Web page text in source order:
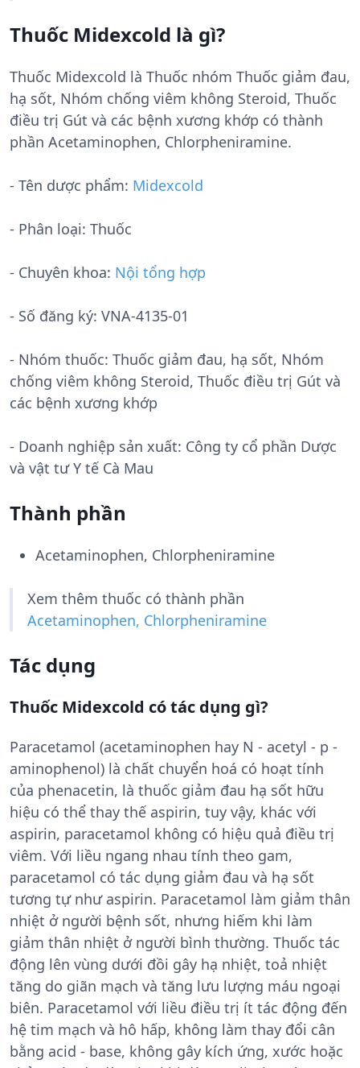
Thuốc Midexcold là gì?
Thuốc Midexcold là Thuốc nhóm Thuốc giảm đau,
hạ sốt, Nhóm chống viêm không Steroid, Thuốc
điều trị Gút và các bệnh xương khớp có thành
phần Acetaminophen, Chlorpheniramine.
- Tên dược phẩm: Midexcold
- Phân loại: Thuốc
- Chuyên khoa: Nội tổng hợp
- Số đăng ký: VNA-4135-01
- Nhóm thuốc: Thuốc giảm đau, hạ sốt, Nhóm
chống viêm không Steroid, Thuốc điều trị Gút và
các bệnh xương khớp
- Doanh nghiệp sản xuất: Công ty cổ phần Dược
và vật tư Y tế Cà Mau
Thành phần
Acetaminophen, Chlorpheniramine
Xem thêm thuốc có thành phần
Acetaminophen, Chlorpheniramine
Tác dụng
Thuốc Midexcold có tác dụng gì?
Paracetamol (acetaminophen hay N - acetyl - p -
aminophenol) là chất chuyển hoá có hoạt tính
của phenacetin, là thuốc giảm đau hạ sốt hữu
hiệu có thể thay thế aspirin, tuy vậy, khác với
aspirin, paracetamol không có hiệu quả điều trị
viêm. Với liều ngang nhau tính theo gam,
paracetamol có tác dụng giảm đau và hạ sốt
tương tự như aspirin. Paracetamol làm giảm thân
nhiệt ở người bệnh sốt, nhưng hiếm khi làm
giảm thân nhiệt ở người bình thường. Thuốc tác
động lên vùng dưới đồi gây hạ nhiệt, toả nhiệt
tăng do giãn mạch và tăng lưu lượng máu ngoại
biên. Paracetamol với liều điều trị ít tác động đến
hệ tim mạch và hô hấp, không làm thay đổi cân
bằng acid - base, không gây kích ứng, xước hoặc